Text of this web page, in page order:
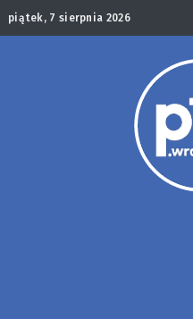
piątek, 7 sierpnia 2026